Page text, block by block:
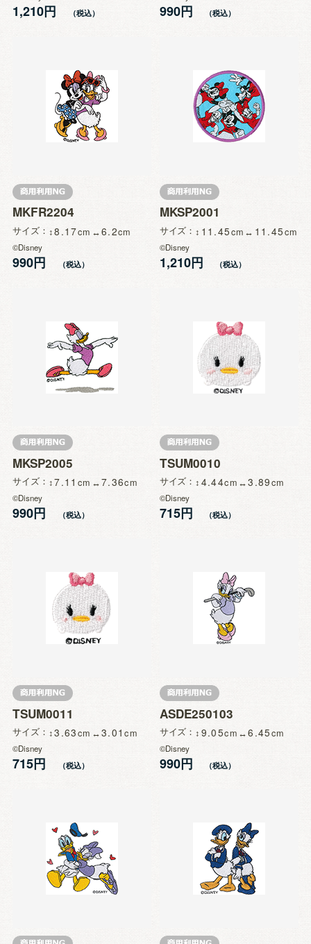
1,210円 990円
MKFR2204
サイズ 8.17 6.2
©Disney
990円
MKSP2001
サイズ 11.45 11.45
©Disney
1,210円
MKSP2005
サイズ 7.11 7.36
©Disney
990円
TSUM0010
サイズ 4.44 3.89
©Disney
715円
TSUM0011
サイズ 3.63 3.01
©Disney
715円
ASDE250103
サイズ 9.05 6.45
©Disney
990円